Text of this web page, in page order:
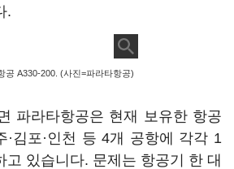
.
공 A330-200. (사진=파라타항공)
파라타항공은 현재 보유한 항공
·김포·인천 등 4개 공항에 각각 1
고 있습니다. 문제는 항공기 한 대